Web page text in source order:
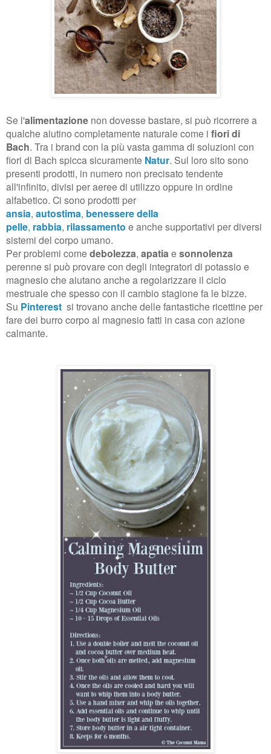
Se l'alimentazione non dovesse bastare, si può ricorrere a
qualche aiutino completamente naturale come i fiori di
Bach. Tra i brand con la più vasta gamma di soluzioni con
fiori di Bach spicca sicuramente Natur. Sul loro sito sono
presenti prodotti, in numero non precisato tendente
all'infinito, divisi per aeree di utilizzo oppure in ordine
alfabetico. Ci sono prodotti per
ansia, autostima, benessere della
pelle, rabbia, rilassamento e anche supportativi per diversi
sistemi del corpo umano.
Per problemi come debolezza, apatia e sonnolenza
perenne si può provare con degli integratori di potassio e
magnesio che aiutano anche a regolarizzare il ciclo
mestruale che spesso con il cambio stagione fa le bizze.
Su Pinterest si trovano anche delle fantastiche ricettine per
fare dei burro corpo al magnesio fatti in casa con azione
calmante.